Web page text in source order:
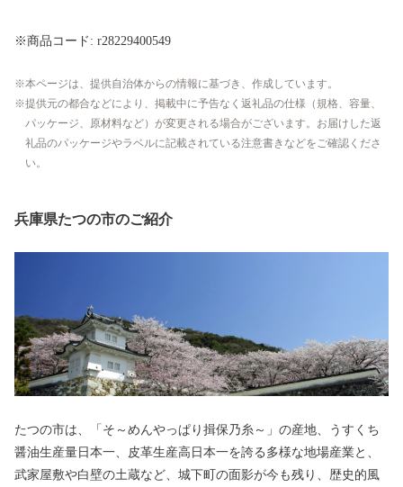
※商品コード: r28229400549
本ページは、提供自治体からの情報に基づき、作成しています。
提供元の都合などにより、掲載中に予告なく返礼品の仕様（規格、容量、
パッケージ、原材料など）が変更される場合がございます。お届けした返
礼品のパッケージやラベルに記載されている注意書きなどをご確認くださ
い。
兵庫県たつの市のご紹介
たつの市は、「そ～めんやっぱり揖保乃糸～」の産地、うすくち
醤油生産量日本一、皮革生産高日本一を誇る多様な地場産業と、
武家屋敷や白壁の土蔵など、城下町の面影が今も残り、歴史的風